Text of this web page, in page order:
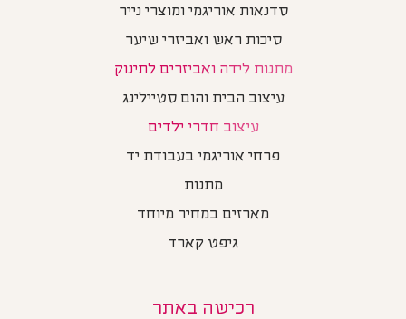
סדנאות אוריגמי ומוצרי נייר
סיכות ראש ואביזרי שיער
מתנות לידה ואביזרים לתינוק
עיצוב הבית והום סטיילינג
עיצוב חדרי ילדים
פרחי אוריגמי בעבודת יד
מתנות
מארזים במחיר מיוחד
גיפט קארד
רכישה באתר